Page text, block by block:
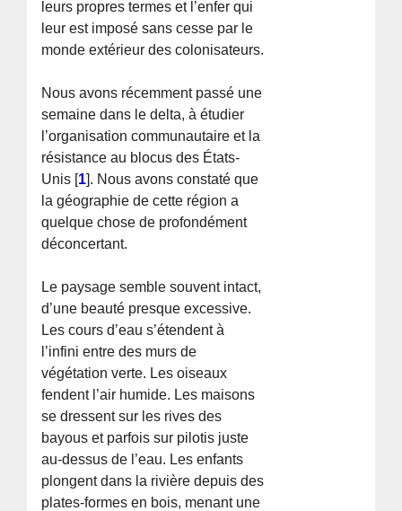
leurs propres termes et l’enfer qui
leur est imposé sans cesse par le
monde extérieur des colonisateurs.
Nous avons récemment passé une
semaine dans le delta, à étudier
l’organisation communautaire et la
résistance au blocus des États-
Unis [1]. Nous avons constaté que
la géographie de cette région a
quelque chose de profondément
déconcertant.
Le paysage semble souvent intact,
d’une beauté presque excessive.
Les cours d’eau s’étendent à
l’infini entre des murs de
végétation verte. Les oiseaux
fendent l’air humide. Les maisons
se dressent sur les rives des
bayous et parfois sur pilotis juste
au-dessus de l’eau. Les enfants
plongent dans la rivière depuis des
plates-formes en bois, menant une